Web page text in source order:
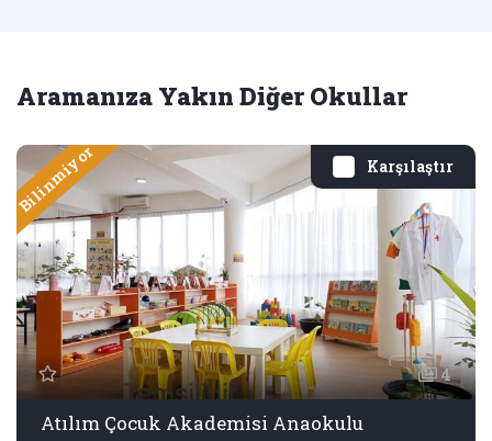
Aramanıza Yakın Diğer Okullar
Karşılaştır
Bilinmiyor
4
Atılım Çocuk Akademisi Anaokulu